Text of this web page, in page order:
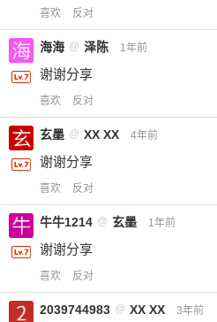
喜欢 反对
海海 @ 泽陈 1年前
谢谢分享
喜欢 反对
玄墨 @ XX XX 4年前
谢谢分享
喜欢 反对
牛牛1214 @ 玄墨 1年前
谢谢分享
喜欢 反对
2039744983 @ XX XX 3年前